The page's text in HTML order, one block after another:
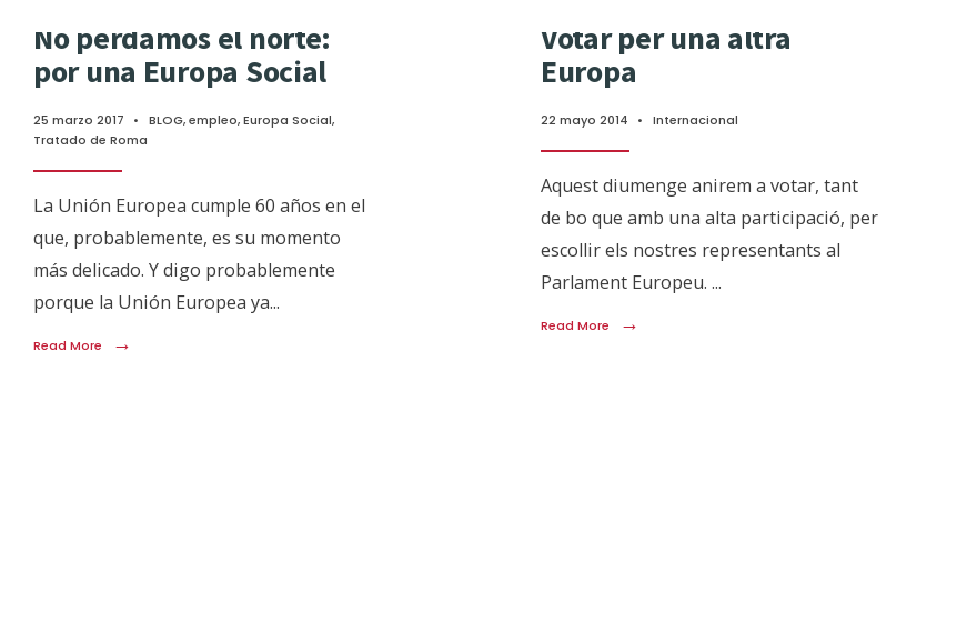
No perdamos el norte:
por una Europa Social
25 marzo 2017 • BLOG,empleo,Europa Social,
Tratado de Roma
La Unión Europea cumple 60 años en el
que, probablemente, es su momento
más delicado. Y digo probablemente
porque la Unión Europea ya...
Read More →
Votar per una altra
Europa
22 mayo 2014 • Internacional
Aquest diumenge anirem a votar, tant
de bo que amb una alta participació, per
escollir els nostres representants al
Parlament Europeu. ...
Read More →